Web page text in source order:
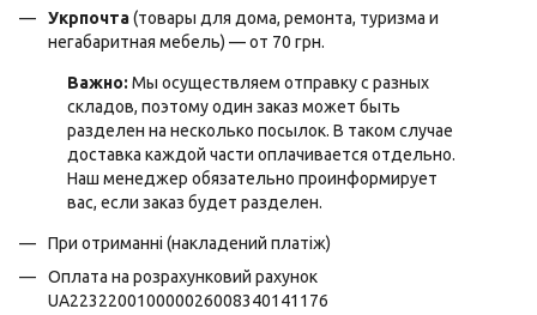
Укрпочта(товары для дома, ремонта, туризма и
негабаритная мебель) — от 70 грн.
Важно: Мы осуществляем отправку с разных
складов, поэтому один заказ может быть
разделен на несколько посылок. В таком случае
доставка каждой части оплачивается отдельно.
Наш менеджер обязательно проинформирует
вас, если заказ будет разделен.
При отриманні (накладений платіж)
Оплата на розрахунковий рахунок
UA223220010000026008340141176